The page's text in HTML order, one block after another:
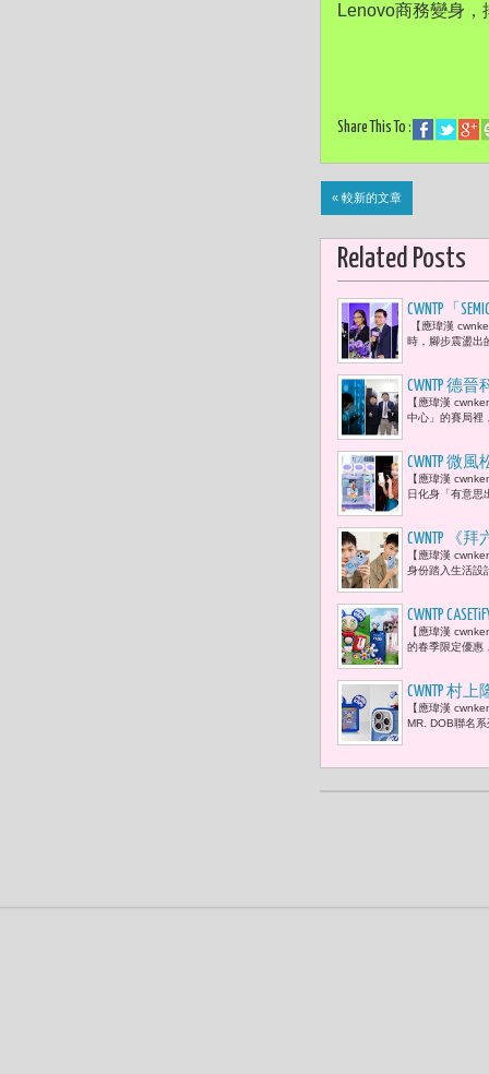
Lenovo商務變身
Share This To :
« 較新的文章
Related Posts
CWNTP「
業由分工，
【應瑋漢
時，腳步震盪出
CWNTP 德
【應瑋漢
中心」的賽局裡
CWNTP 微
型！
【應瑋漢
日化身「有意思
CWNTP 《
第一次看
【應瑋漢
身份踏入生活設
CWNTP
【應瑋漢
的春季限定優惠
CWNTP 村
【應瑋漢
MR. DOB聯名